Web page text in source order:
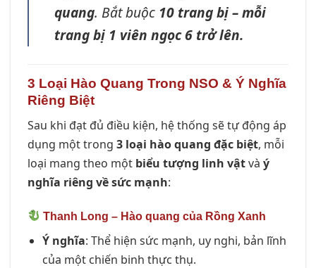
quang. Bắt buộc 10 trang bị – mỗi
trang bị 1 viên ngọc 6 trở lên.
3 Loại Hào Quang Trong NSO & Ý Nghĩa
Riêng Biệt
Sau khi đạt đủ điều kiện, hệ thống sẽ tự động áp
dụng một trong 3 loại hào quang đặc biệt, mỗi
loại mang theo một biểu tượng linh vậtvà ý
nghĩa riêng về sức mạnh:
Thanh Long – Hào quang của Rồng Xanh
Ý nghĩa: Thể hiện sức mạnh, uy nghi, bản lĩnh
của một chiến binh thực thụ.